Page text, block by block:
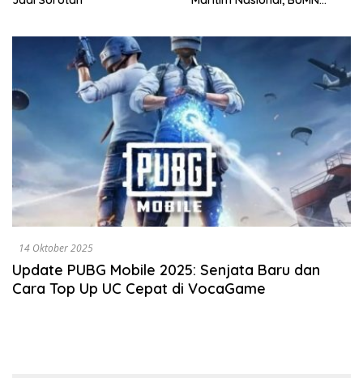
14 Oktober 2025
Update PUBG Mobile 2025: Senjata Baru dan
Cara Top Up UC Cepat di VocaGame